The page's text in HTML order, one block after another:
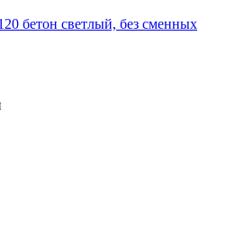
бетон светлый, без сменных